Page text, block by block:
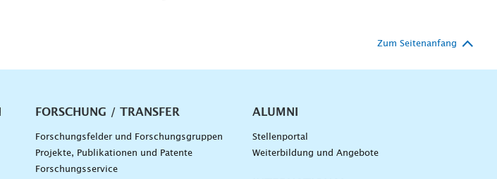
Zum Seitenanfang
FORSCHUNG / TRANSFER
Forschungsfelder und Forschungsgruppen
Projekte, Publikationen und Patente
Forschungsservice
ALUMNI
Stellenportal
Weiterbildung und Angebote